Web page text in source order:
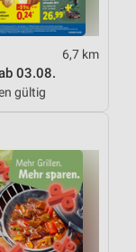
6,7 km
03.08.
gültig